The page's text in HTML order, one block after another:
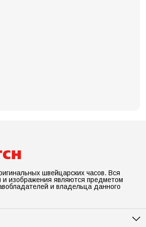
швейцарских часов. Вся
изображения являются предметом
и владельца данного